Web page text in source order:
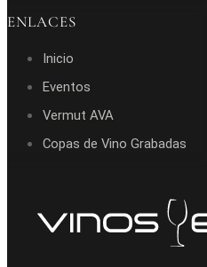
ENLACES
Inicio
Eventos
Vermut AVA
Copas de Vino Grabadas